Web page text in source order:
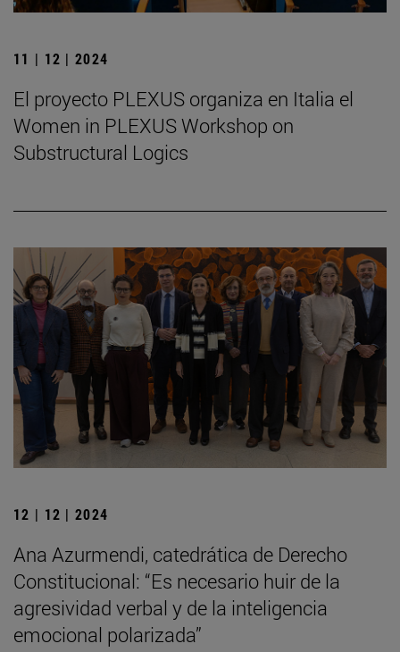
11 | 12 | 2024
El proyecto PLEXUS organiza en Italia el
Women in PLEXUS Workshop on
Substructural Logics
12 | 12 | 2024
Ana Azurmendi, catedrática de Derecho
Constitucional: “Es necesario huir de la
agresividad verbal y de la inteligencia
emocional polarizada”